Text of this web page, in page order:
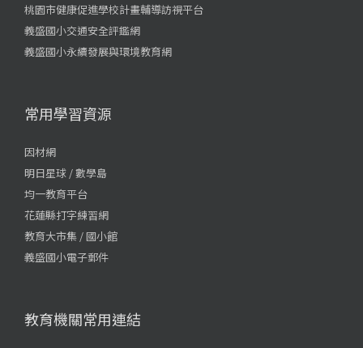
桃園市健康促進學校計畫輔導訪視平台
義盛國小交通安全評鑑網
義盛國小永續發展與環境教育網
常用學習資源
因材網
明日星球 / 數學島
均一教育平台
花蓮縣打字練習網
教育大市集 / 國小館
義盛國小電子郵件
教育機關常用連結